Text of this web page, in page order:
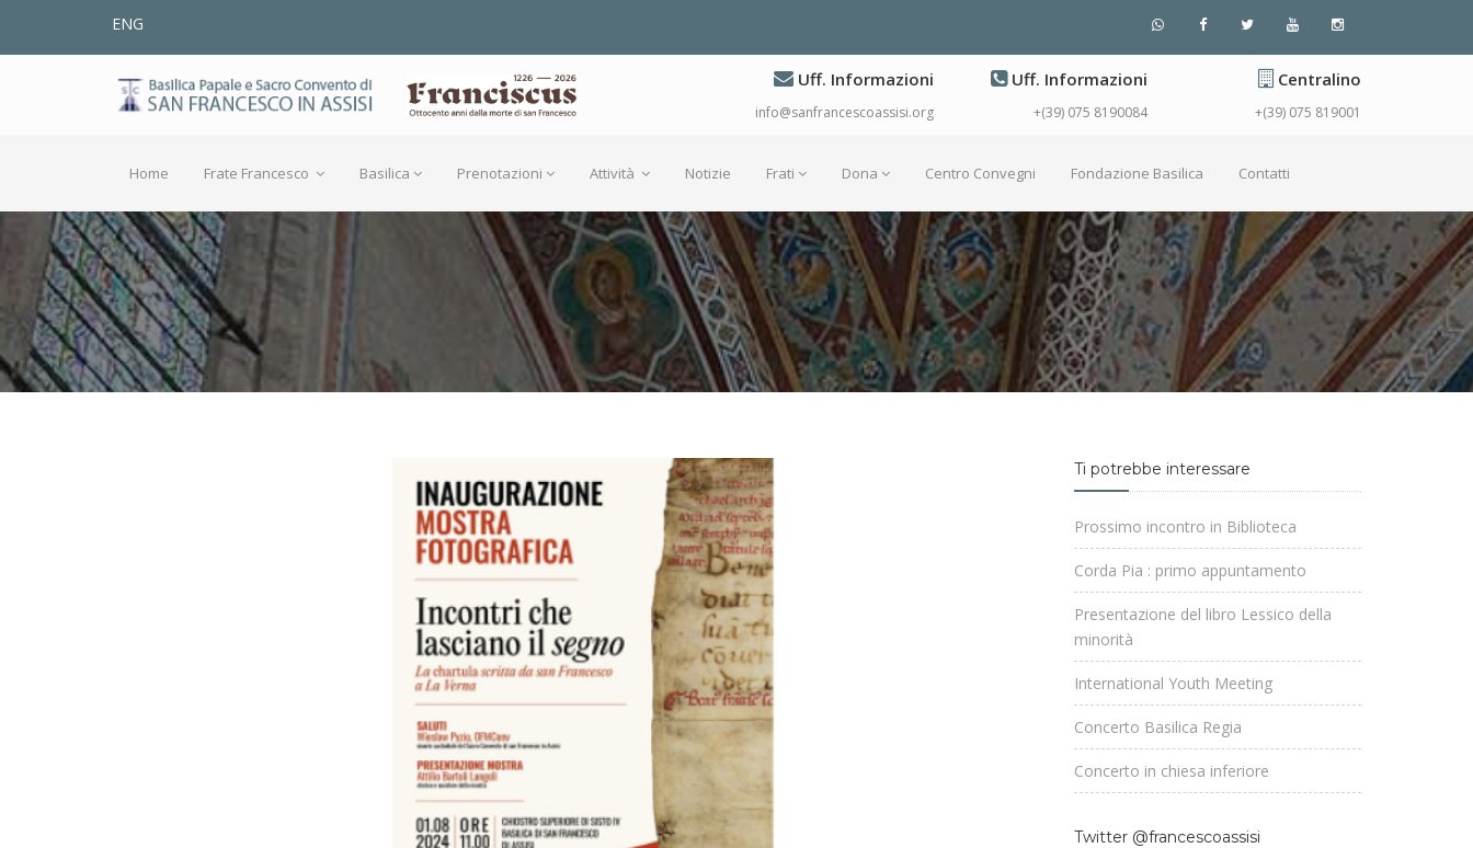
ENG
Uff. Informazioni
info@sanfrancescoassisi.org
Uff. Informazioni
+(39) 075 8190084
Centralino
+(39) 075 819001
Home Frate Francesco Basilica Prenotazioni Attività Notizie Frati Dona Centro Convegni Fondazione Basilica Contatti
Ti potrebbe interessare
Prossimo incontro in Biblioteca
Corda Pia : primo appuntamento
Presentazione del libro Lessico della
minorità
International Youth Meeting
Concerto Basilica Regia
Concerto in chiesa inferiore
Twitter @francescoassisi